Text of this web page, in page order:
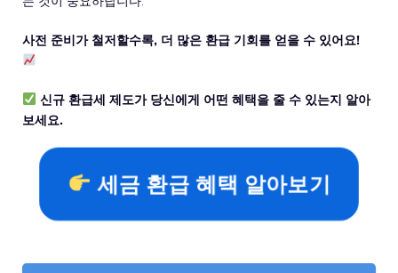
사전 준비가 철저할수록, 더 많은 환급 기회를 얻을 수 있어요!
신규 환급세 제도가 당신에게 어떤 혜택을 줄 수 있는지 알아
보세요.
세금 환급 혜택 알아보기